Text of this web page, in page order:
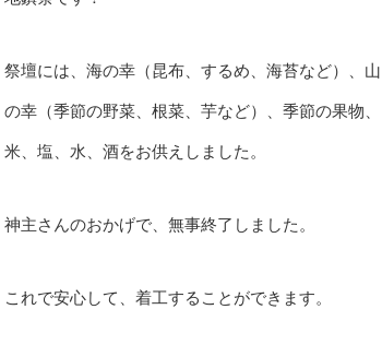
祭壇には、海の幸（昆布、するめ、海苔など）、山
の幸（季節の野菜、根菜、芋など）、季節の果物、
米、塩、水、酒をお供えしました。
神主さんのおかげで、無事終了しました。
これで安心して、着工することができます。